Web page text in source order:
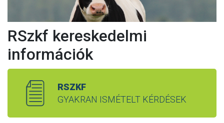
RSzkf kereskedelmi
információk
RSZKF
GYAKRAN ISMÉTELT KÉRDÉSEK